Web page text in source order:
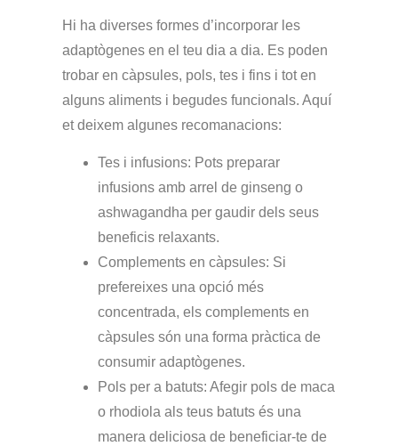
Hi ha diverses formes d’incorporar les
adaptògenes en el teu dia a dia. Es poden
trobar en càpsules, pols, tes i fins i tot en
alguns aliments i begudes funcionals. Aquí
et deixem algunes recomanacions:
Tes i infusions: Pots preparar
infusions amb arrel de ginseng o
ashwagandha per gaudir dels seus
beneficis relaxants.
Complements en càpsules: Si
prefereixes una opció més
concentrada, els complements en
càpsules són una forma pràctica de
consumir adaptògenes.
Pols per a batuts: Afegir pols de maca
o rhodiola als teus batuts és una
manera deliciosa de beneficiar-te de